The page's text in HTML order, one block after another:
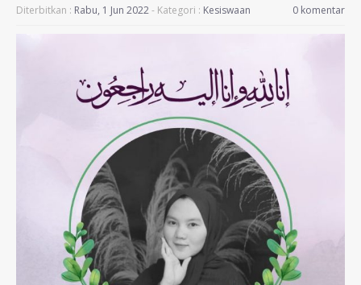
Diterbitkan : Rabu, 1 Jun 2022- Kategori : Kesiswaan 0 komentar